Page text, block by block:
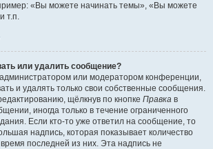
«Вы можете начинать темы», «Вы можете
т.п.
или удалить сообщение?
или модератором конференции,
и удалять только свои собственные сообщения.
щёлкнув по кнопке Правка в
иногда только в течение ограниченного
Если кто-то уже ответил на сообщение, то
надпись, которая показывает количество
последней из них. Эта надпись не